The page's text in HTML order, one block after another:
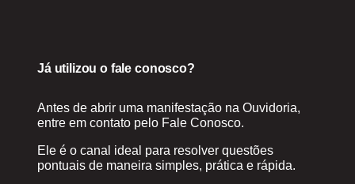
Já utilizou o fale conosco?
Antes de abrir uma manifestação na Ouvidoria,
entre em contato pelo Fale Conosco.
Ele é o canal ideal para resolver questões
pontuais de maneira simples, prática e rápida.